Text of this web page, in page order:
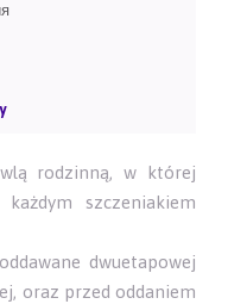
rodzinną, w której
szczeniakiem
dwuetapowej
oraz przed oddaniem